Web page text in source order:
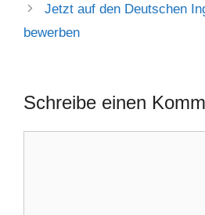
Jetzt auf den Deutschen
bewerben
Schreibe einen